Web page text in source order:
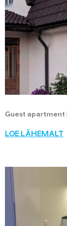
Guest apartment
LOE LÄHEMALT